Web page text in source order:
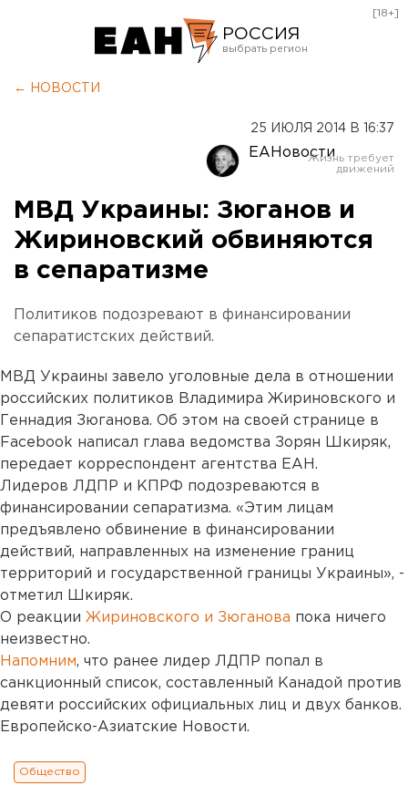
РОССИЯ
Оренбург
[18+]
← НОВОСТИ
25 ИЮЛЯ 2014 В 16:37
ЕАНовости
МВД Украины: Зюганов и
Жириновский обвиняются
в сепаратизме
Политиков подозревают в финансировании
сепаратистских действий.
МВД Украины завело уголовные дела в отношении
российских политиков Владимира Жириновского и
Геннадия Зюганова. Об этом на своей странице в
Facebook написал глава ведомства Зорян Шкиряк,
передает корреспондент агентства ЕАН.
Лидеров ЛДПР и КПРФ подозреваются в
финансировании сепаратизма. «Этим лицам
предъявлено обвинение в финансировании
действий, направленных на изменение границ
территорий и государственной границы Украины», -
отметил Шкиряк.
О реакции Жириновского и Зюганова пока ничего
неизвестно.
Напомним, что ранее лидер ЛДПР попал в
санкционный список, составленный Канадой против
девяти российских официальных лиц и двух банков.
Европейско-Азиатские Новости.
Общество